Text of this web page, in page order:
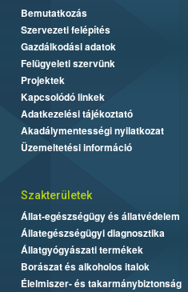
Bemutatkozás
Szervezeti felépítés
Gazdálkodási adatok
Felügyeleti szervünk
Projektek
Kapcsolódó linkek
Adatkezelési tájékoztató
Akadálymentességi nyilatkozat
Üzemeltetési információ
Szakterületek
Állat-egészségügy és állatvédelem
Állategészségügyi diagnosztika
Állatgyógyászati termékek
Borászat és alkoholos italok
Élelmiszer- és takarmánybiztonság